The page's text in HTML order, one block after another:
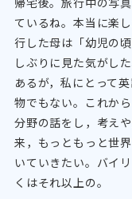
ているね。本当に楽
行した母は「幼児の
しぶりに見た気がし
あるが，私にとって
物でもない。これか
分野の話をし，考え
来，もっともっと世
いていきたい。バイ
くはそれ以上の。